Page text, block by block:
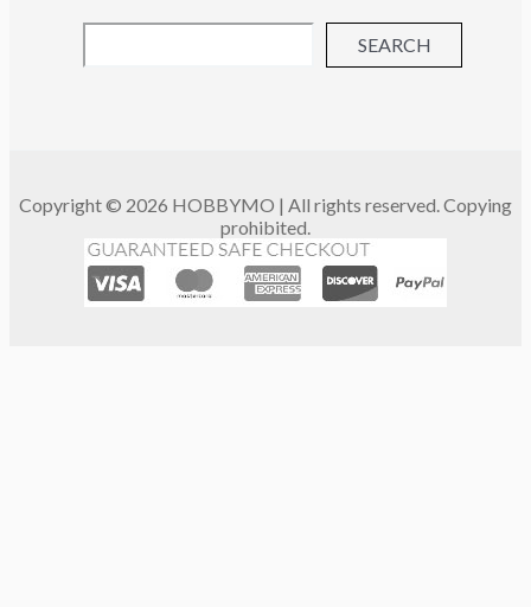
SEARCH
Copyright © 2026 HOBBYMO | All rights reserved. Copying
prohibited.